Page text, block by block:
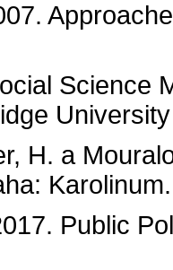
Science
H. a
Karolinum.
Public